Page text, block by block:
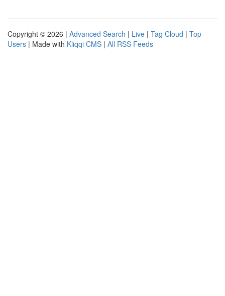
Copyright © 2026 | Advanced Search | Live | Tag Cloud | Top
Users | Made with Kliqqi CMS | All RSS Feeds